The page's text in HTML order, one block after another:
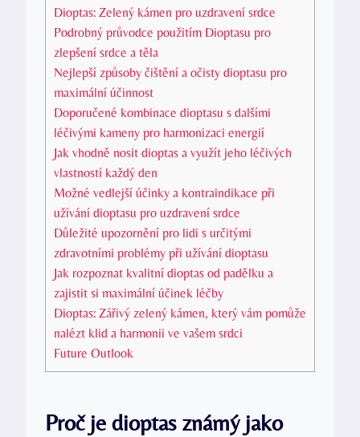
Dioptas: Zelený kámen pro uzdravení srdce
Podrobný průvodce použitím Dioptasu pro
zlepšení srdce a těla
Nejlepší způsoby čištění a očisty dioptasu pro
maximální účinnost
Doporučené kombinace dioptasu s dalšími
léčivými kameny pro harmonizaci energií
Jak vhodně nosit dioptas a využít jeho léčivých
vlastností každý den
Možné vedlejší účinky a kontraindikace při
užívání dioptasu pro uzdravení srdce
Důležité upozornění pro lidi s určitými
zdravotními problémy při užívání dioptasu
Jak rozpoznat kvalitní dioptas od padělku a
zajistit si maximální účinek léčby
Dioptas: Zářivý zelený kámen, který vám pomůže
nalézt klid a harmonii ve vašem srdci
Future Outlook
Proč je dioptas známý jako